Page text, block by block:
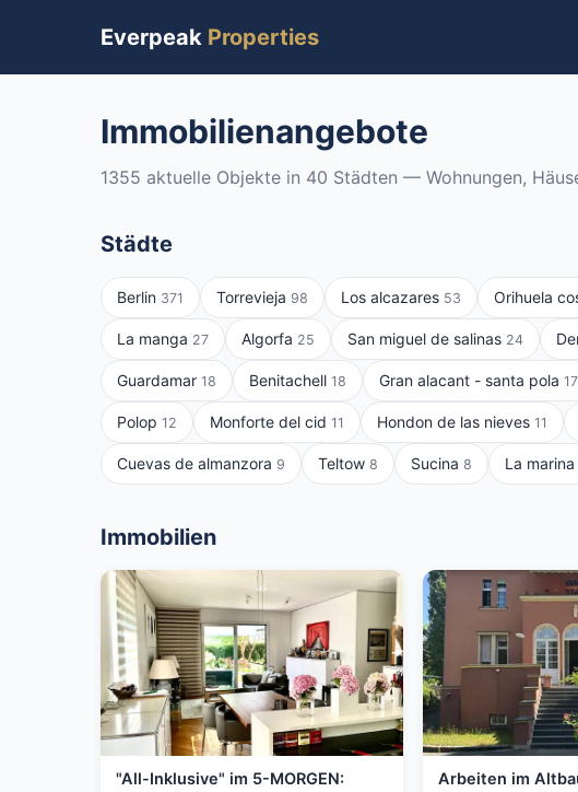
Everpeak Properties
Immobilienangebote
1355 aktuelle Objekte in 40 Städten — Wohnungen,
Städte
Berlin 371 Torrevieja 98 Los alcazares 53 Orihuela
La manga 27 Algorfa 25 San miguel de salinas 24
Guardamar 18 Benitachell 18 Gran alacant - santa pola 17
Polop 12 Monforte del cid 11 Hondon de las nieves 11
Cuevas de almanzora 9 Teltow 8 Sucina 8 La marina
Immobilien
"All-Inklusive" im 5-MORGEN:
Arbeiten im